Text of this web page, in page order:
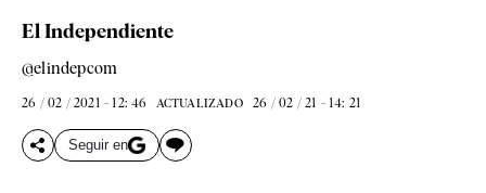
El Independiente
@elindepcom
26 / 02 / 2021 - 12: 46 ACTUALIZADO 26 / 02 / 21 - 14: 21
Seguir en